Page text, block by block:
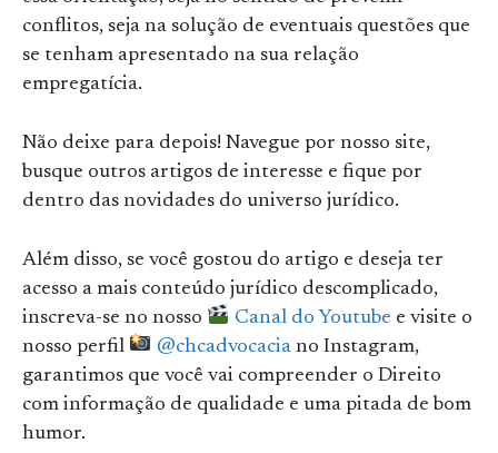
conflitos, seja na solução de eventuais questões que
se tenham apresentado na sua relação
empregatícia.
Não deixe para depois! Navegue por nosso site,
busque outros artigos de interesse e fique por
dentro das novidades do universo jurídico.
Além disso, se você gostou do artigo e deseja ter
acesso a mais conteúdo jurídico descomplicado,
inscreva-se no nosso
Canal do Youtube e visite o
nosso perfil
@chcadvocaciano Instagram,
garantimos que você vai compreender o Direito
com informação de qualidade e uma pitada de bom
humor.